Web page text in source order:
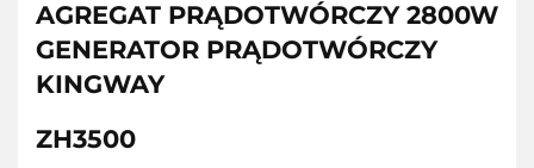
AGREGAT PRĄDOTWÓRCZY 2800W
GENERATOR PRĄDOTWÓRCZY
KINGWAY
ZH3500